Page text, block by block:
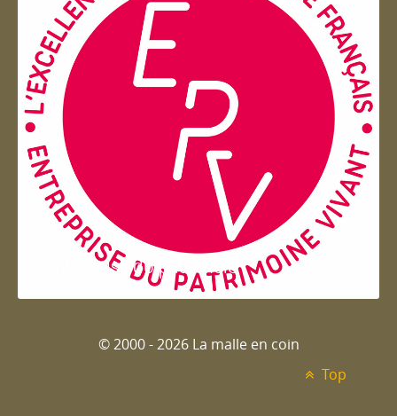
Entreprise du patrimoie
© 2000 - 2026 La malle en coin
Top